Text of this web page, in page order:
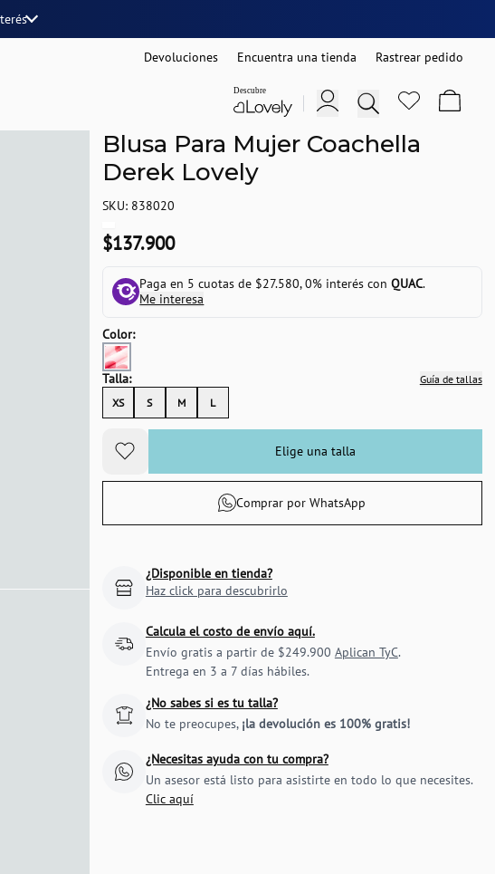
Devoluciones Encuentra una tienda Rastrear pedido
Blusa Para Mujer Coachella
Derek Lovely
SKU: 838020
$137.900
Paga en 5 cuotas de $27.580, 0% interés conQUAC.
Me interesa
Color:
Talla:
Guía de tallas
XS
S M L
Elige una talla
Comprar por WhatsApp
¿Disponible en tienda?
Haz click para descubrirlo
Calcula el costo de envío aquí.
Envío gratis a partir de $249.900 Aplican TyC.
Entrega en 3 a 7 días hábiles.
¿No sabes si es tu talla?
No te preocupes, ¡la devolución es 100% gratis!
¿Necesitas ayuda con tu compra?
Un asesor está listo para asistirte en todo lo que necesites.
Clic aquí